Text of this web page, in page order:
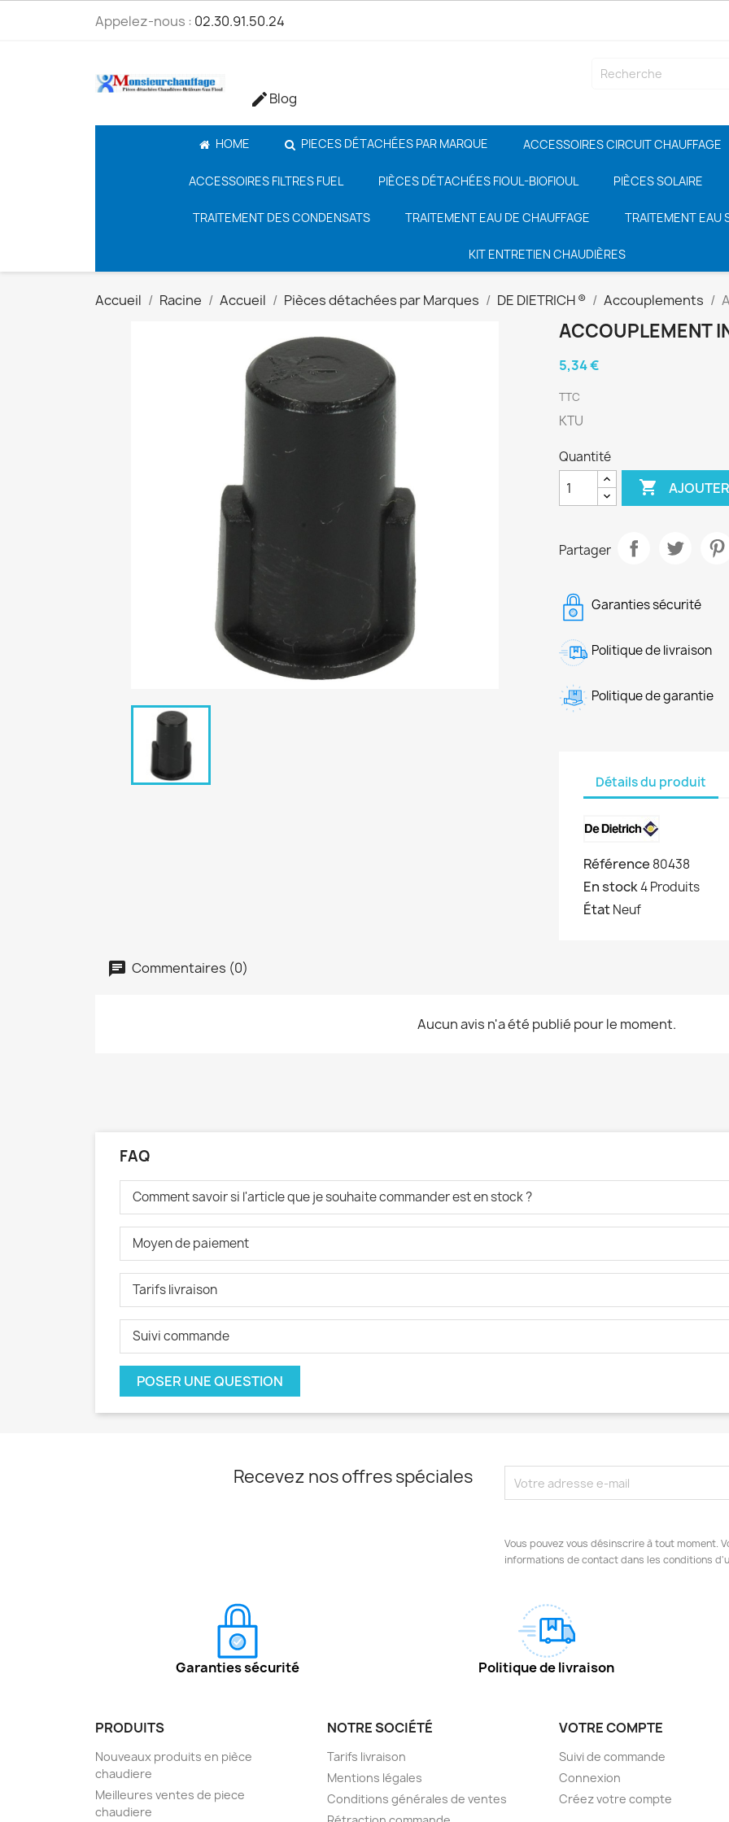
Appelez-nous : 02.30.91.50.24
Blog
HOME PIECES DÉTACHÉES PAR MARQUE ACCESSOIRES CIRCUIT CHAUFFAGE
ACCESSOIRES FILTRES FUEL PIÈCES DÉTACHÉES FIOUL-BIOFIOUL PIÈCES SOLAIRE
TRAITEMENT DES CONDENSATS TRAITEMENT EAU DE CHAUFFAGE TRAITEMENT EAU
KIT ENTRETIEN CHAUDIÈRES
Accueil Racine Accueil Pièces détachées par Marques DE DIETRICH ® Accouplements
ACCOUPLEMENT
5,34 €
TTC
KTU
Quantité

Partager
Garanties sécurité
Politique de livraison
Politique de garantie
Détails du produit
Référence 80438
En stock4 Produits
ÉtatNeuf
Commentaires (0)
Aucun avis n'a été publié pour le moment.
FAQ
Comment savoir si l'article que je souhaite commander est en stock ?
Moyen de paiement
Tarifs livraison
Suivi commande
POSER UNE QUESTION
Recevez nos offres spéciales
Vous pouvez vous désinscrire à tout moment.
informations de contact dans les conditions
Garanties sécurité Politique de livraison
PRODUITS
Nouveaux produits en pièce
chaudiere
Meilleures ventes de piece
chaudiere
NOTRE SOCIÉTÉ
Tarifs livraison
Mentions légales
Conditions générales de ventes
VOTRE COMPTE
Suivi de commande
Connexion
Créez votre compte